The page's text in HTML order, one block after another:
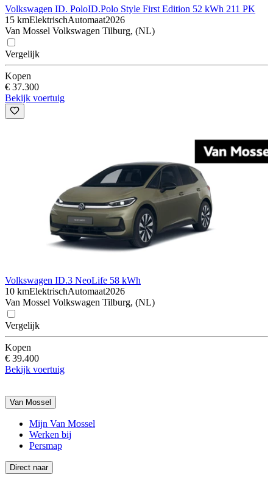
Volkswagen ID. PoloID.Polo Style First Edition 52 kWh 211 PK
15 kmElektrischAutomaat2026
Van Mossel Volkswagen Tilburg, (NL)
Vergelijk
Kopen
€ 37.300
Bekijk voertuig
Volkswagen ID.3 NeoLife 58 kWh
10 kmElektrischAutomaat2026
Van Mossel Volkswagen Tilburg, (NL)
Vergelijk
Kopen
€ 39.400
Bekijk voertuig
Van Mossel
Mijn Van Mossel
Werken bij
Persmap
Direct naar